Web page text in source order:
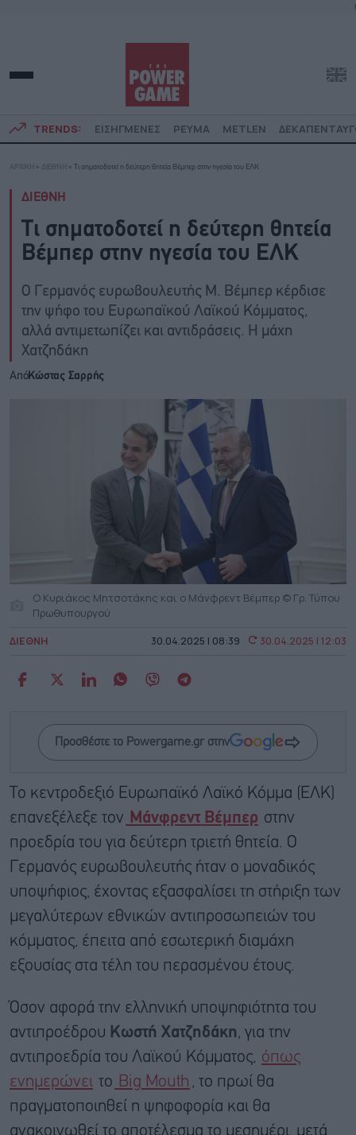
TRENDS: ΕΙΣΗΓΜΕΝΕΣ ΡΕΥΜΑ METLEN
ΑΡΧΙΚΗ » ΔΙΕΘΝΗ » Τι σηματοδοτεί η δεύτερη θητεία Βέμπερ στην ηγεσία του ΕΛΚ
ΔΙΕΘΝΗ
Τι σηματοδοτεί η δεύτερη θητεία
Βέμπερ στην ηγεσία του ΕΛΚ
Ο Γερμανός ευρωβουλευτής Μ. Βέμπερ κέρδισε
την ψήφο του Ευρωπαϊκού Λαϊκού Κόμματος,
αλλά αντιμετωπίζει και αντιδράσεις. Η μάχη
Χατζηδάκη
ΑπόΚώστας Σαρρής
Ο Κυριάκος Μητσοτάκης και ο Μάνφρεντ Βέμπερ © Γρ. Τύπου
Πρωθυπουργού
ΔΙΕΘΝΗ 30.04.2025 | 08:39 30.04.2025 | 12:03
Προσθέστε το Powergame.gr στην
Το κεντροδεξιό Ευρωπαϊκό Λαϊκό Κόμμα (ΕΛΚ)
επανεξέλεξε τον
Μάνφρεντ Βέμπερ στην
προεδρία του για δεύτερη τριετή θητεία. Ο
Γερμανός ευρωβουλευτής ήταν ο μοναδικός
υποψήφιος, έχοντας εξασφαλίσει τη στήριξη των
μεγαλύτερων εθνικών αντιπροσωπειών του
κόμματος, έπειτα από εσωτερική διαμάχη
εξουσίας στα τέλη του περασμένου έτους.
Όσον αφορά την ελληνική υποψηφιότητα του
αντιπροέδρου Κωστή Χατζηδάκη, για την
αντιπροεδρία του Λαϊκού Κόμματος, όπως
ενημερώνει το Big Mouth , το πρωί θα
πραγματοποιηθεί η ψηφοφορία και θα
ανακοινωθεί το αποτέλεσμα το μεσημέρι, μετά